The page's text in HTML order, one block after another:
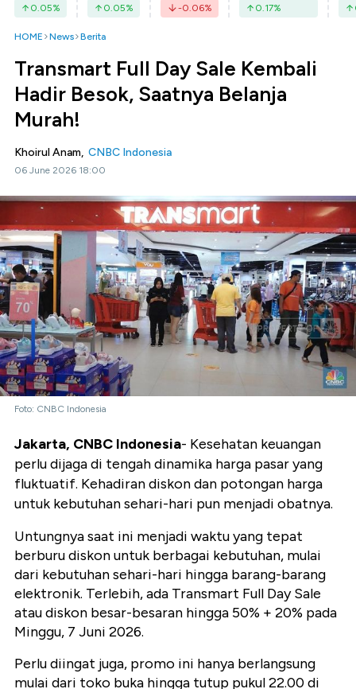
0.05% 0.05% -0.06% 0.17%
HOME News Berita
Transmart Full Day Sale Kembali
Hadir Besok, Saatnya Belanja
Murah!
Khoirul Anam, CNBC Indonesia
06 June 2026 18:00
Foto: CNBC Indonesia
Jakarta, CNBC Indonesia- Kesehatan keuangan
perlu dijaga di tengah dinamika harga pasar yang
fluktuatif. Kehadiran diskon dan potongan harga
untuk kebutuhan sehari-hari pun menjadi obatnya.
Untungnya saat ini menjadi waktu yang tepat
berburu diskon untuk berbagai kebutuhan, mulai
dari kebutuhan sehari-hari hingga barang-barang
elektronik. Terlebih, ada Transmart Full Day Sale
atau diskon besar-besaran hingga 50% + 20% pada
Minggu, 7 Juni 2026.
Perlu diingat juga, promo ini hanya berlangsung
mulai dari toko buka hingga tutup pukul 22.00 di